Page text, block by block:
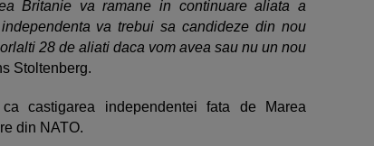
Britanie va ramane in continuare aliata a
va trebui sa candideze din nou
28 de aliati daca vom avea sau nu un nou
Stoltenberg.
castigarea independentei fata de Marea
din NATO.